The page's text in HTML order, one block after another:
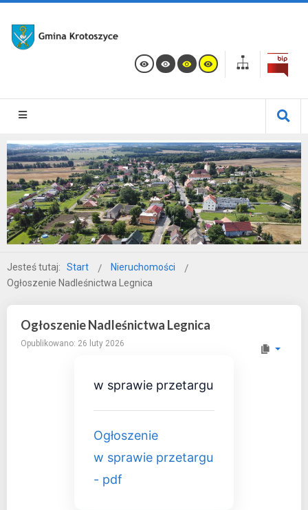
Jesteś tutaj: Start
Nieruchomości
Ogłoszenie Nadleśnictwa Legnica
Ogłoszenie Nadleśnictwa Legnica
Opublikowano: 26 luty 2026
w sprawie przetargu
Ogłoszenie
w sprawie przetargu
- pdf